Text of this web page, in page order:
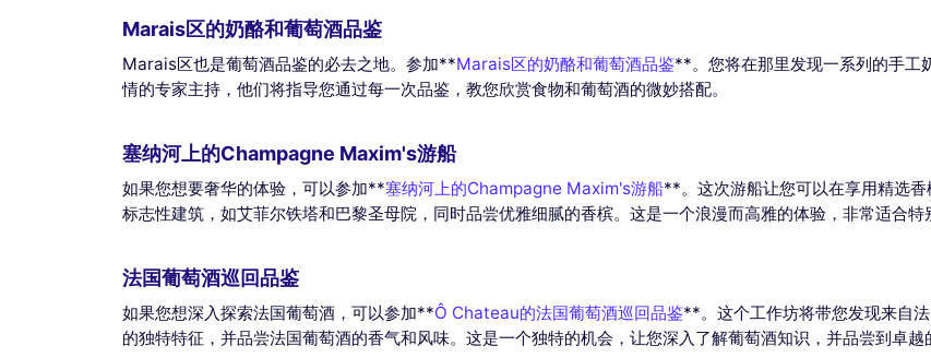
Marais区的奶酪和葡萄酒品鉴
Marais区也是葡萄酒品鉴的必去之地。参加**Marais区的奶酪和葡萄酒品鉴**。您将在那里发现一系列的手工
情的专家主持，他们将指导您通过每一次品鉴，教您欣赏食物和葡萄酒的微妙搭配。
塞纳河上的Champagne Maxim's游船
如果您想要奢华的体验，可以参加**塞纳河上的Champagne Maxim's游船**。这次游船让您可以在享用精选
标志性建筑，如艾菲尔铁塔和巴黎圣母院，同时品尝优雅细腻的香槟。这是一个浪漫而高雅的体验，非常适合特
法国葡萄酒巡回品鉴
如果您想深入探索法国葡萄酒，可以参加**Ô Chateau的法国葡萄酒巡回品鉴**。这个工作坊将带您发现来自
的独特特征，并品尝法国葡萄酒的香气和风味。这是一个独特的机会，让您深入了解葡萄酒知识，并品尝到卓越